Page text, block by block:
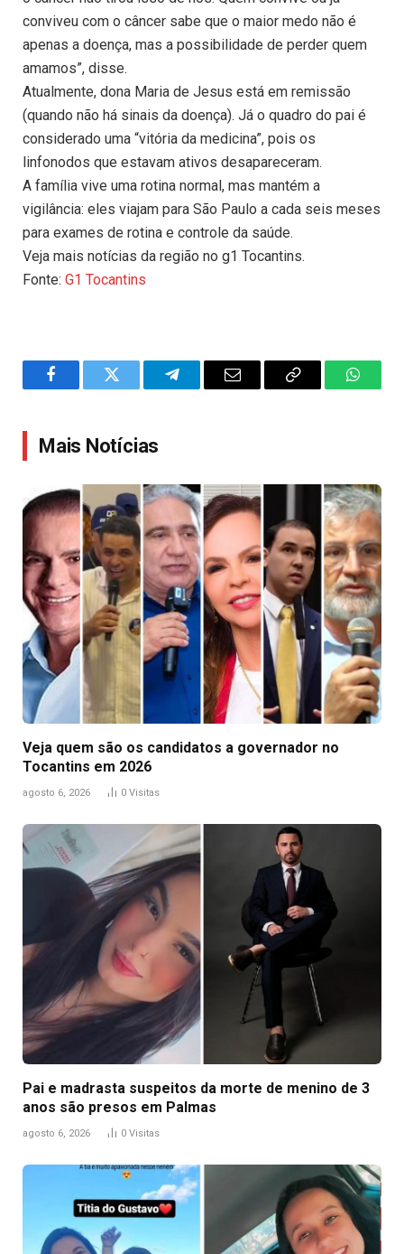
conviveu com o câncer sabe que o maior medo não é
apenas a doença, mas a possibilidade de perder quem
amamos”, disse.
Atualmente, dona Maria de Jesus está em remissão
(quando não há sinais da doença). Já o quadro do pai é
considerado uma “vitória da medicina”, pois os
linfonodos que estavam ativos desapareceram.
A família vive uma rotina normal, mas mantém a
vigilância: eles viajam para São Paulo a cada seis meses
para exames de rotina e controle da saúde.
Veja mais notícias da região no g1 Tocantins.
Fonte: G1 Tocantins
FacebookTwitter TelegramEmail
Copy
Mais Notícias
Veja quem são os candidatos a governador no
Tocantins em 2026
agosto 6, 2026 0 Visitas
Pai e madrasta suspeitos da morte de menino de 3
anos são presos em Palmas
agosto 6, 2026 0 Visitas